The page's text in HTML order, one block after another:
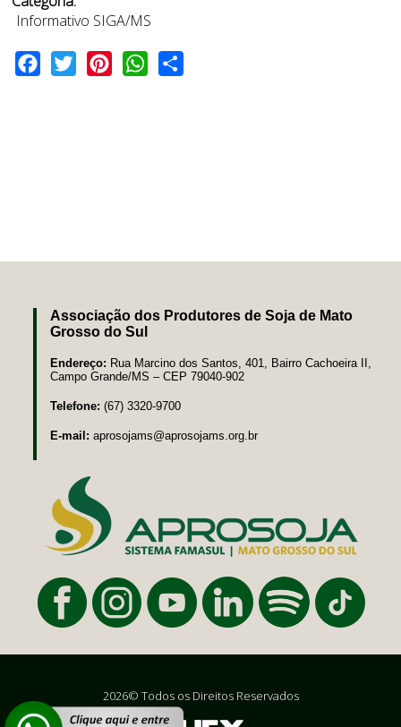
Informativo SIGA/MS
Facebook
Twitter PinterestWhatsApp
Associação dos Produtores de Soja de Mato
Grosso do Sul
Endereço: Rua Marcino dos Santos, 401, Bairro Cachoeira II,
Campo Grande/MS – CEP 79040-902
Telefone: (67) 3320-9700
E-mail: aprosojams@aprosojams.org.br
2026© Todos os Direitos Reservados